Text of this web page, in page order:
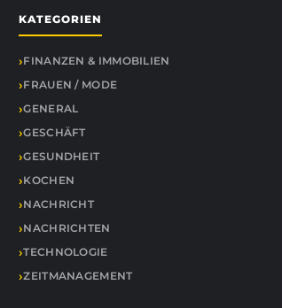
KATEGORIEN
FINANZEN & IMMOBILIEN
FRAUEN / MODE
GENERAL
GESCHÄFT
GESUNDHEIT
KOCHEN
NACHRICHT
NACHRICHTEN
TECHNOLOGIE
ZEITMANAGEMENT